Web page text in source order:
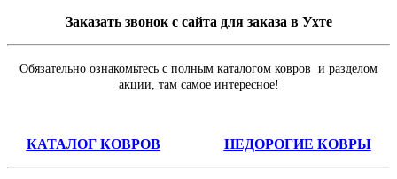
Заказать звонок с сайта для заказа в Ухте
Обязательно ознакомьтесь с полным каталогом ковров и разделом
акции, там самое интересное!
КАТАЛОГ КОВРОВ НЕДОРОГИЕ КОВРЫ